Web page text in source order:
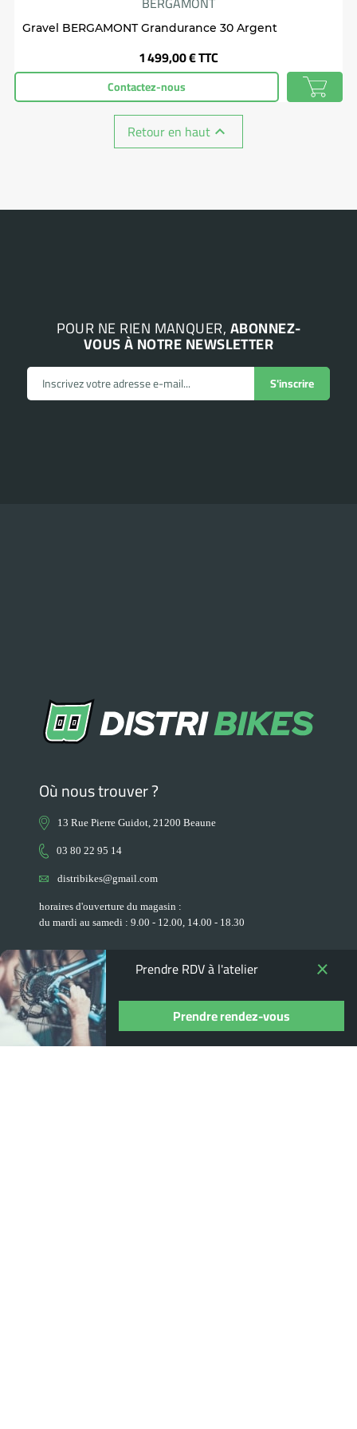
Prendre RDV à l'atelier
Prendre rendez-vous
Gravel BERGAMONT Grandurance 30 Argent
Prix
1 499,00 €TTC
Contactez-nous
Retour en haut 
POUR NE RIEN MANQUER,ABONNEZ-
VOUS À NOTRE NEWSLETTER
Où nous trouver ?
13 Rue Pierre Guidot, 21200 Beaune
03 80 22 95 14
distribikes@gmail.com
horaires d'ouverture du magasin :
du mardi au samedi : 9.00 - 12.00, 14.00 - 18.30
Nous contacter
Nos Produits +